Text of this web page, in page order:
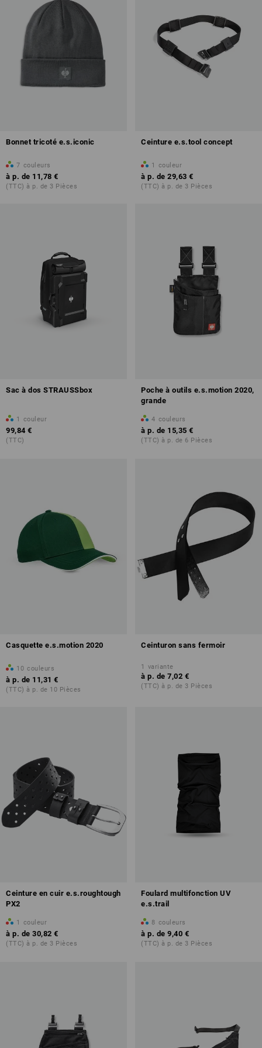
Bonnet tricoté e.s.iconic
7 couleurs
à p. de 11,78 €
(TTC) à p. de 3 Pièces
Ceinture e.s.tool concept
1 couleur
à p. de 29,63 €
(TTC) à p. de 3 Pièces
Sac à dos STRAUSSbox
1 couleur
99,84 €
(TTC)
Poche à outils e.s.motion 2020,
grande
4 couleurs
à p. de 15,35 €
(TTC) à p. de 6 Pièces
Casquette e.s.motion 2020
10 couleurs
à p. de 11,31 €
(TTC) à p. de 10 Pièces
Ceinturon sans fermoir
1 variante
à p. de 7,02 €
(TTC) à p. de 3 Pièces
Ceinture en cuir e.s.roughtough
PX2
1 couleur
à p. de 30,82 €
(TTC) à p. de 3 Pièces
Foulard multifonction UV
e.s.trail
8 couleurs
à p. de 9,40 €
(TTC) à p. de 3 Pièces